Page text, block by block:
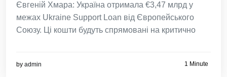
Євгеній Хмара: Україна отримала €3,47 млрд у
межах Ukraine Support Loan від Європейського
Союзу. Ці кошти будуть спрямовані на критично
by admin 1 Minute